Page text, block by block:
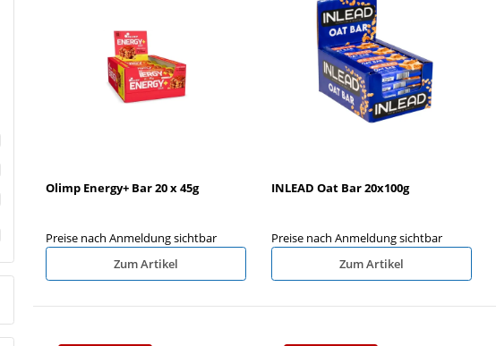
Olimp Energy+ Bar 20 x 45g
Preise nach Anmeldung sichtbar
Zum Artikel
INLEAD Oat Bar 20x100g
Preise nach Anmeldung sichtbar
Zum Artikel